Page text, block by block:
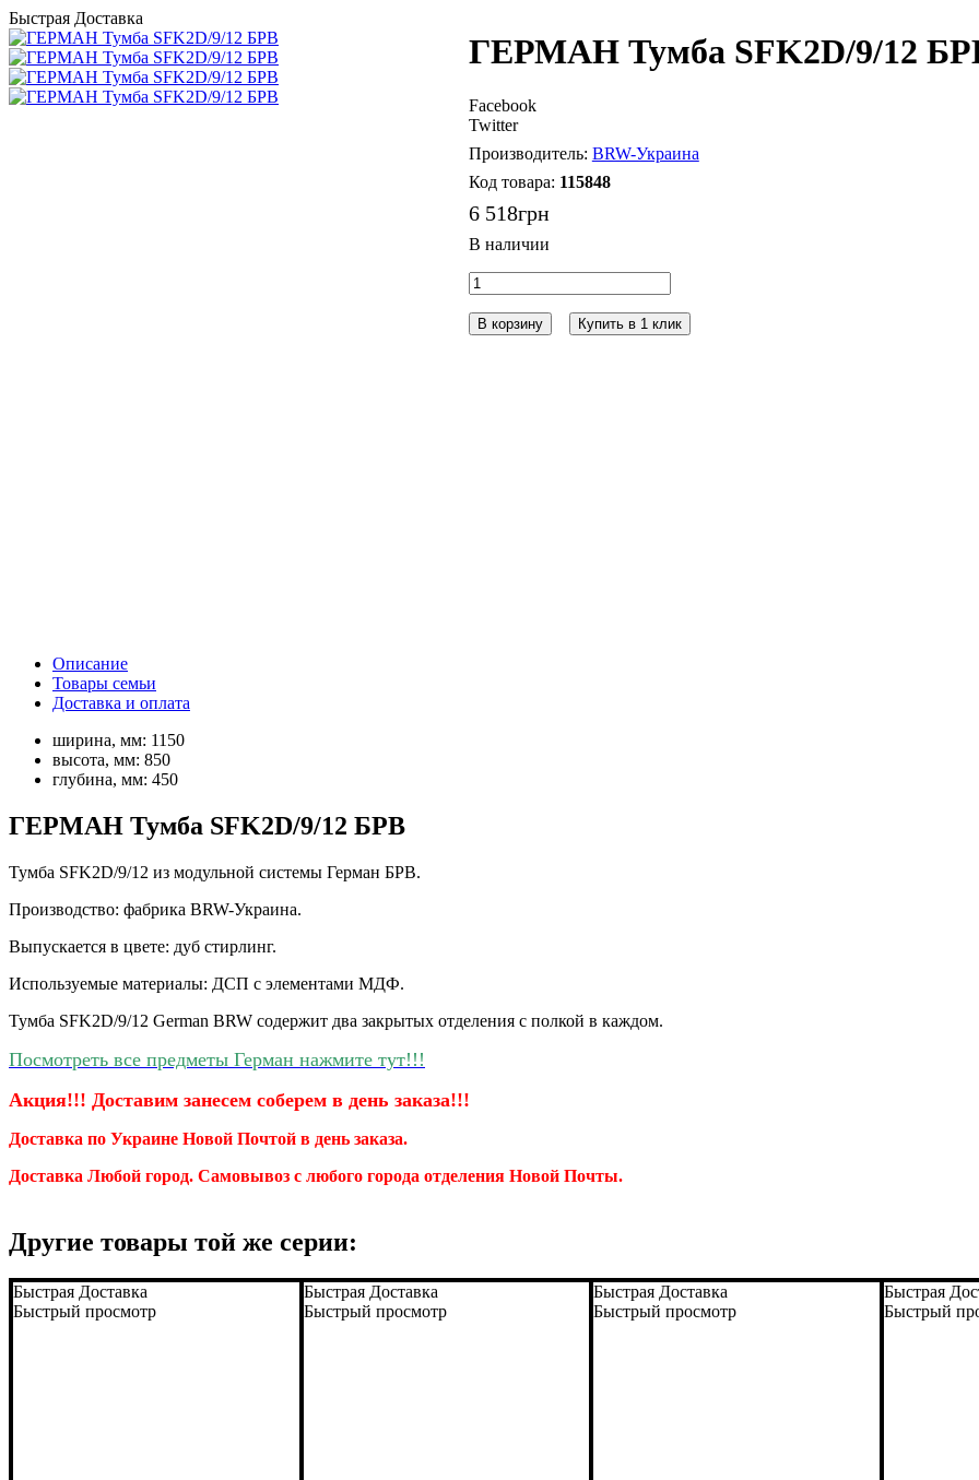
Быстрая Доставка
ГЕРМАН Тумба SFK2D/9/12
Facebook
Twitter
BRW-Украина
115848
6 518грн
В корзину Купить в 1 клик
Описание
Товары семьи
Доставка и оплата
ширина, мм: 1150
высота, мм: 850
глубина, мм: 450
ГЕРМАН Тумба SFK2D/9/12 БРВ
Тумба SFK2D/9/12 из модульной системы Герман БРВ.
Производство: фабрика BRW-Украина.
Выпускается в цвете: дуб стирлинг.
Используемые материалы: ДСП с элементами МДФ.
Тумба SFK2D/9/12 German BRW содержит два закрытых отделения с полкой в каждом.
Посмотреть все предметы Герман нажмите тут!!!
Акция!!! Доставим занесем соберем в день заказа!!!
Доставка по Украине Новой Почтой в день заказа.
Доставка Любой город. Самовывоз с любого города отделения Новой Почты.
Другие товары той же серии:
Быстрая Доставка
Быстрый просмотр
Быстрая Доставка
Быстрый просмотр
Быстрая Доставка
Быстрый просмотр
Быстрая
Быстрый